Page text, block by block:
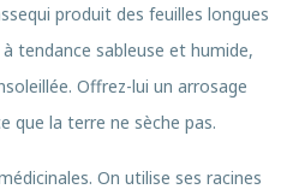
produit des feuilles longues
tendance sableuse et humide,
Offrez-lui un arrosage
que la terre ne sèche pas.
On utilise ses racines